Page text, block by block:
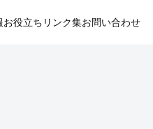
お役立ちリンク集お問い合わせ